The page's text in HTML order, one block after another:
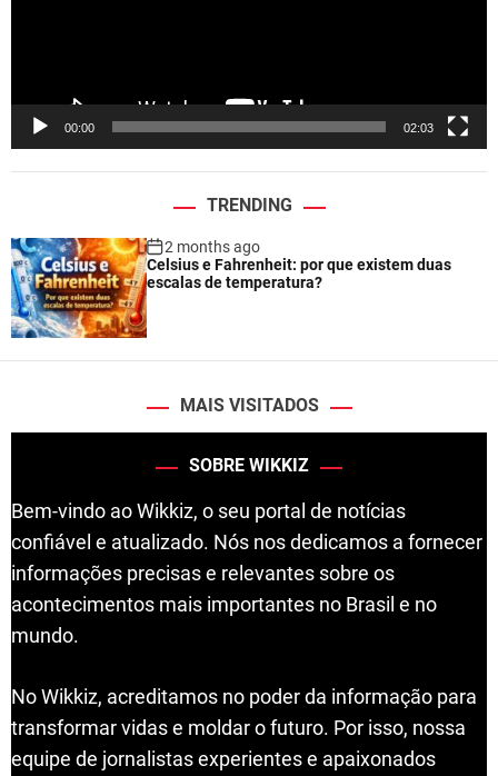
00:00 02:03
TRENDING
2 months ago
Celsius e Fahrenheit: por que existem duas
escalas de temperatura?
MAIS VISITADOS
SOBRE WIKKIZ
Bem-vindo ao Wikkiz, o seu portal de notícias
confiável e atualizado. Nós nos dedicamos a fornecer
informações precisas e relevantes sobre os
acontecimentos mais importantes no Brasil e no
mundo.
No Wikkiz, acreditamos no poder da informação para
transformar vidas e moldar o futuro. Por isso, nossa
equipe de jornalistas experientes e apaixonados